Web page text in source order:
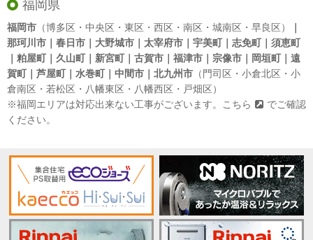
福岡県
福岡市 （博多区・中央区・東区・西区・南区・城南区・早良区）
那珂川市｜春日市｜大野城市｜太宰府市｜宇美町｜志免町｜須恵町
｜粕屋町｜久山町｜新宮町｜古賀市｜福津市｜宗像市｜岡垣町｜遠
賀町｜芦屋町｜水巻町｜中間市｜北九州市 （門司区・小倉北区・小
倉南区・若松区・八幡東区・八幡西区・戸畑区）
※福岡エリアは対応出来ない工事がございます。
こちら
でご確認
ください。